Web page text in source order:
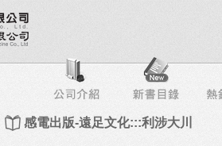
書店專區 目錄下載 會員服務
感電出版-遠足文化:::利涉大川